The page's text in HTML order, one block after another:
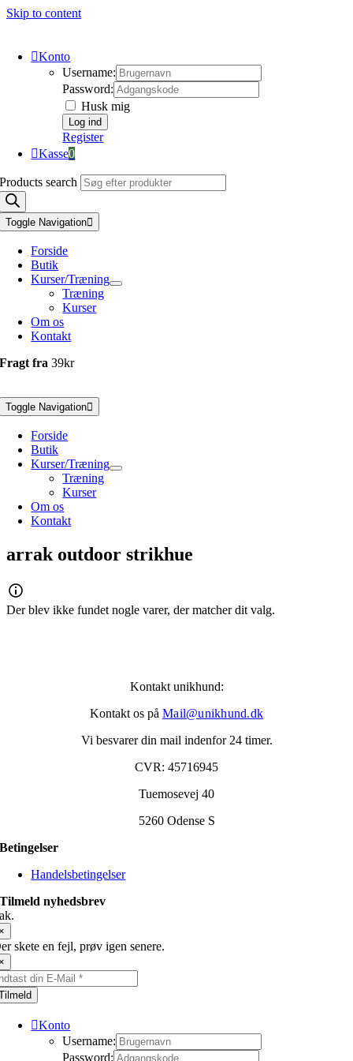
Skip to content
Konto
Username:
Password:
Husk mig
Register
Kasse0
Products search
Toggle Navigation
Forside
Butik
Kurser/Træning
Træning
Kurser
Om os
Kontakt
Fragt fra39kr
Toggle Navigation
Forside
Butik
Kurser/Træning
Træning
Kurser
Om os
Kontakt
arrak outdoor strikhue
Der blev ikke fundet nogle varer, der matcher dit valg.
Kontakt unikhund:
Kontakt os på Mail@unikhund.dk
Vi besvarer din mail indenfor 24 timer.
CVR: 45716945
Tuemosevej 40
5260 Odense S
Betingelser
Handelsbetingelser
Tilmeld nyhedsbrev
skete en fejl, prøv igen senere.
Konto
Username:
Password: